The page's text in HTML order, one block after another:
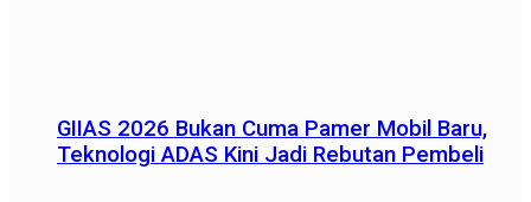
GIIAS 2026 Bukan Cuma Pamer Mobil Baru,
Teknologi ADAS Kini Jadi Rebutan Pembeli